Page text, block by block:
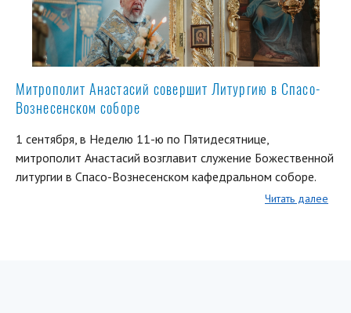
Митрополит Анастасий совершит Литургию в Спасо-
Вознесенском соборе
1 сентября, в Неделю 11-ю по Пятидесятнице,
митрополит Анастасий возглавит служение Божественной
литургии в Спасо-Вознесенском кафедральном соборе.
Читать далее